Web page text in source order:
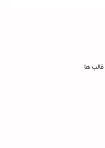
قالب ها